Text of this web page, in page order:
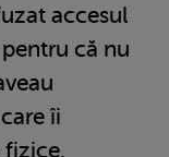
accesul
că nu
îi
fizice.